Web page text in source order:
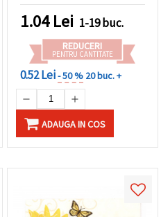
1.04Lei 1-19 buc.
REDUCERI
PENTRU CANTITATE
0.52 Lei- 50 % 20 buc. +
ADAUGA IN COS